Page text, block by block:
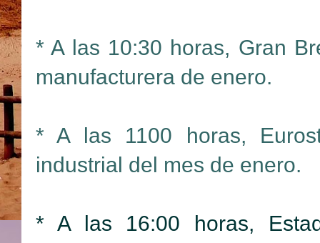
* A las 10:30 horas, Gran
manufacturera de enero.
* A las 1100 horas,
industrial del mes de enero.
* A las 16:00 horas,